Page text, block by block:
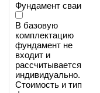
Фундамент сваи
В базовую
комплектацию
фундамент не
входит и
рассчитывается
индивидуально.
Стоимость и тип